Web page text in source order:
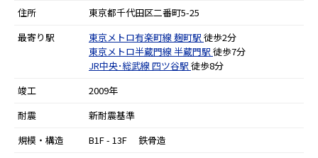
住所
東京都千代田区二番町5-25
最寄り駅
東京メトロ有楽町線麹町駅 徒歩2分
東京メトロ半蔵門線半蔵門駅 徒歩7分
JR中央･総武線四ツ谷駅 徒歩8分
竣工
2009年
耐震
新耐震基準
規模・構造
B1F - 13F 鉄骨造